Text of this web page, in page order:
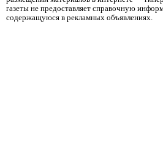
газеты не предоставляет справочную
содержащуюся в рекламных объявлениях.